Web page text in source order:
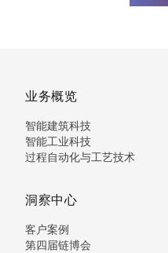
业务概览
智能建筑科技
智能工业科技
过程自动化与工艺技术
洞察中心
客户案例
第四届链博会